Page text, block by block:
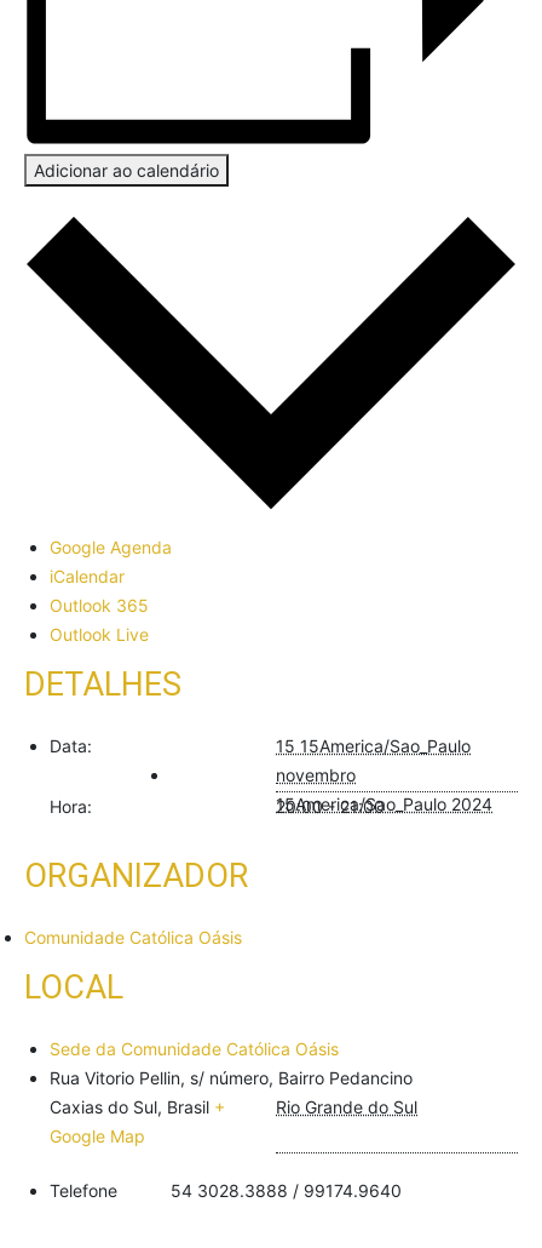
Adicionar ao calendário
Google Agenda
iCalendar
Outlook 365
Outlook Live
DETALHES
Data:
15 15America/Sao_Paulo
novembro
15America/Sao_Paulo 2024
Hora: 20:00 - 21:00
ORGANIZADOR
Comunidade Católica Oásis
LOCAL
Sede da Comunidade Católica Oásis
Rua Vitorio Pellin, s/ número, Bairro Pedancino
Caxias do Sul, Rio Grande do Sul
Brasil +
Google Map
Telefone 54 3028.3888 / 99174.9640